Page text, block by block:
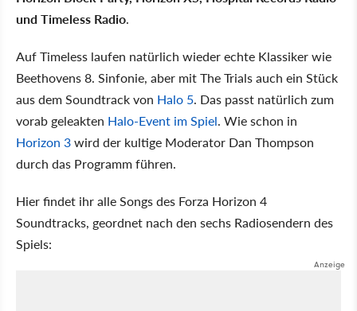
und Timeless Radio.
Auf Timeless laufen natürlich wieder echte Klassiker wie
Beethovens 8. Sinfonie, aber mit The Trials auch ein Stück
aus dem Soundtrack von Halo 5. Das passt natürlich zum
vorab geleakten Halo-Event im Spiel. Wie schon in
Horizon 3wird der kultige Moderator Dan Thompson
durch das Programm führen.
Hier findet ihr alle Songs des Forza Horizon 4
Soundtracks, geordnet nach den sechs Radiosendern des
Spiels: